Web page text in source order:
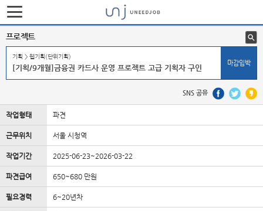
프로젝트
기획 > 웹기획(단위기획)
[기획/9개월]금융권 카드사 운영 프로젝트 고급 기획자 구인
마감임박
SNS 공유
작업형태 파견
근무위치 서울 시청역
작업기간 2025-06-23~2026-03-22
파견급여 650~680 만원
필요경력 6~20년차